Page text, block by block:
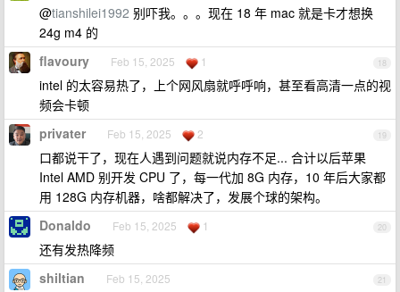
@tianshilei1992 别吓我。。。现在 18 年 mac 就是卡才想换
24g m4 的
18
flavoury Feb 15, 2025 1
intel 的太容易热了，上个网风扇就呼呼响，甚至看高清一点的视
频会卡顿
19
privater Feb 15, 2025 2
口都说干了，现在人遇到问题就说内存不足... 合计以后苹果
Intel AMD 别开发 CPU 了，每一代加 8G 内存，10 年后大家都
用 128G 内存机器，啥都解决了，发展个球的架构。
20
Donaldo Feb 15, 2025 1
还有发热降频
21
shiltian Feb 15, 2025